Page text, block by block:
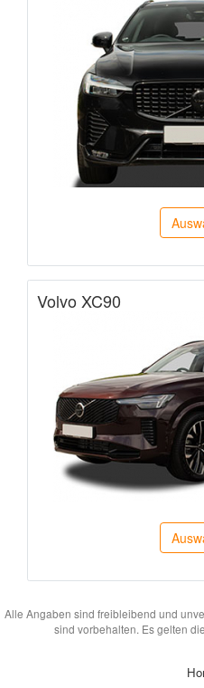
Volvo XC90
Alle Angaben sind freibleibend und
sind vorbehalten. Es gelten